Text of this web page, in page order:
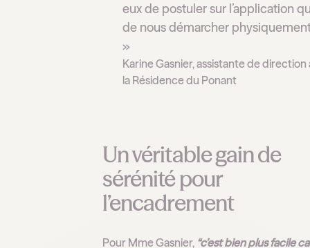
eux de postuler sur l’application
de nous démarcher
»
Karine Gasnier, assistante de direction
la Résidence du Ponant
Un véritable gain de
sérénité pour
l’encadrement
Pour Mme Gasnier, “c’est bien plus facile